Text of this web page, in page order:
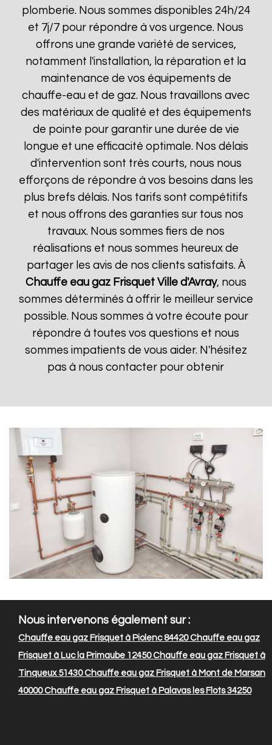
plomberie. Nous sommes disponibles 24h/24
et 7j/7 pour répondre à vos urgence. Nous
offrons une grande variété de services,
notamment l'installation, la réparation et la
maintenance de vos équipements de
chauffe-eau et de gaz. Nous travaillons avec
des matériaux de qualité et des équipements
de pointe pour garantir une durée de vie
longue et une efficacité optimale. Nos délais
d'intervention sont très courts, nous nous
efforçons de répondre à vos besoins dans les
plus brefs délais. Nos tarifs sont compétitifs
et nous offrons des garanties sur tous nos
travaux. Nous sommes fiers de nos
réalisations et nous sommes heureux de
partager les avis de nos clients satisfaits. À
Chauffe eau gaz Frisquet Ville d'Avray, nous
sommes déterminés à offrir le meilleur service
possible. Nous sommes à votre écoute pour
répondre à toutes vos questions et nous
sommes impatients de vous aider. N'hésitez
pas à nous contacter pour obtenir
Nous intervenons également sur :
Chauffe eau gaz Frisquet à Piolenc 84420Chauffe eau gaz
Frisquet à Luc la Primaube 12450Chauffe eau gaz Frisquet à
Tinqueux 51430Chauffe eau gaz Frisquet à Mont de Marsan
40000Chauffe eau gaz Frisquet à Palavas les Flots 34250